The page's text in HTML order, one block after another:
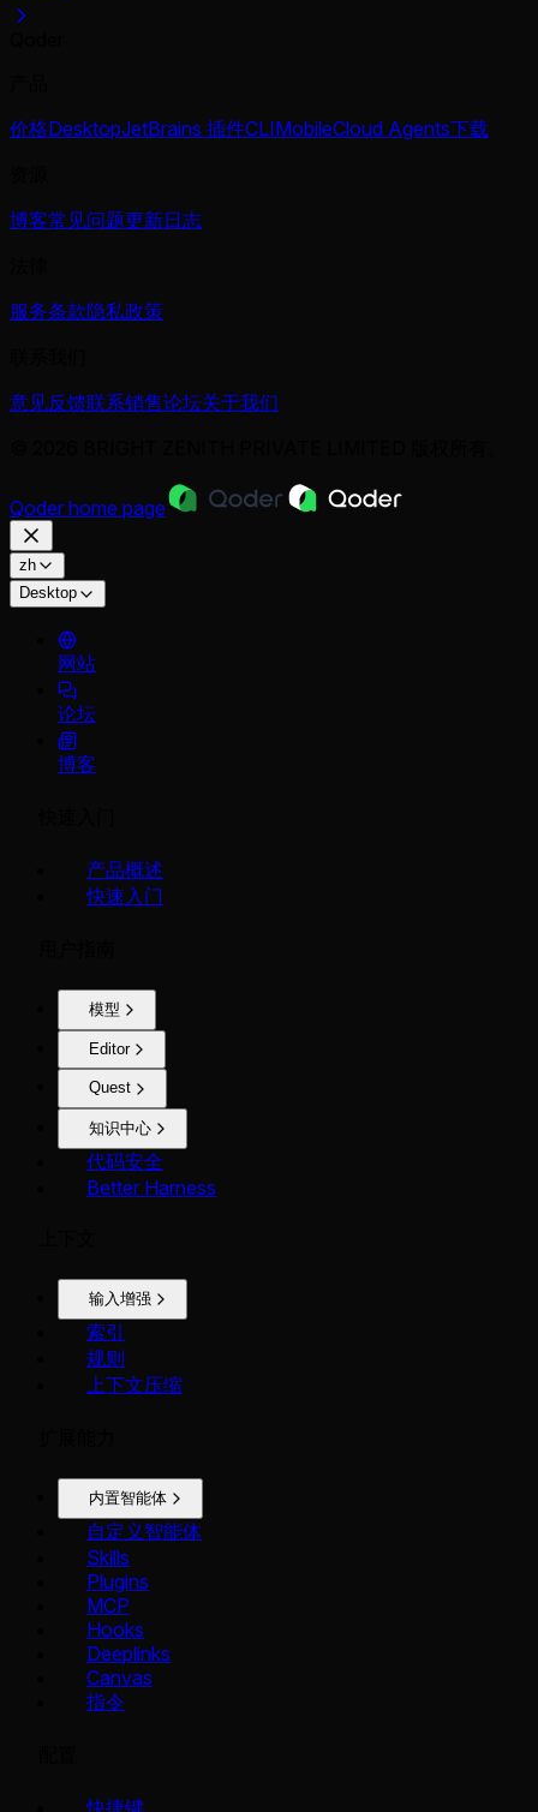
价格DesktopJetBrains 插件CLIMobileCloud Agents下载
博客常见问题更新日志
服务条款隐私政策
意见反馈联系销售论坛关于我们
Qoder home page
zh
Desktop
网站
论坛
博客
产品概述
快速入门
模型
Editor
Quest
知识中心
代码安全
Better Harness
输入增强
索引
规则
上下文压缩
内置智能体
自定义智能体
Skills
Plugins
MCP
Hooks
Deeplinks
Canvas
指令
快捷键